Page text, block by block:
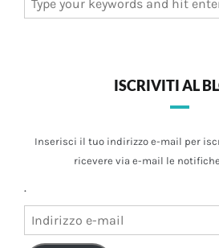
for:
ISCRIVITI AL
Inserisci il tuo indirizzo e-mail per
ricevere via e-mail le
.
mail